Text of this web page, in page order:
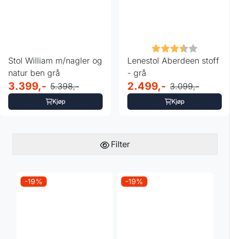
Stol William m/nagler og
natur ben grå
3.399,- 5.398,-
Kjøp
Karakter:
Lenestol Aberdeen stoff
- grå
2.499,- 3.099,-
Kjøp
Filter
-19% -19%